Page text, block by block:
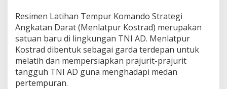
Resimen Latihan Tempur Komando Strategi
Angkatan Darat (Menlatpur Kostrad) merupakan
satuan baru di lingkungan TNI AD. Menlatpur
Kostrad dibentuk sebagai garda terdepan untuk
melatih dan mempersiapkan prajurit-prajurit
tangguh TNI AD guna menghadapi medan
pertempuran.